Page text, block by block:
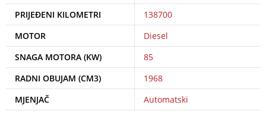
PRIJEĐENI KILOMETRI
138700
MOTOR
Diesel
SNAGA MOTORA (KW)
85
RADNI OBUJAM (CM3)
1968
MJENJAČ
Automatski